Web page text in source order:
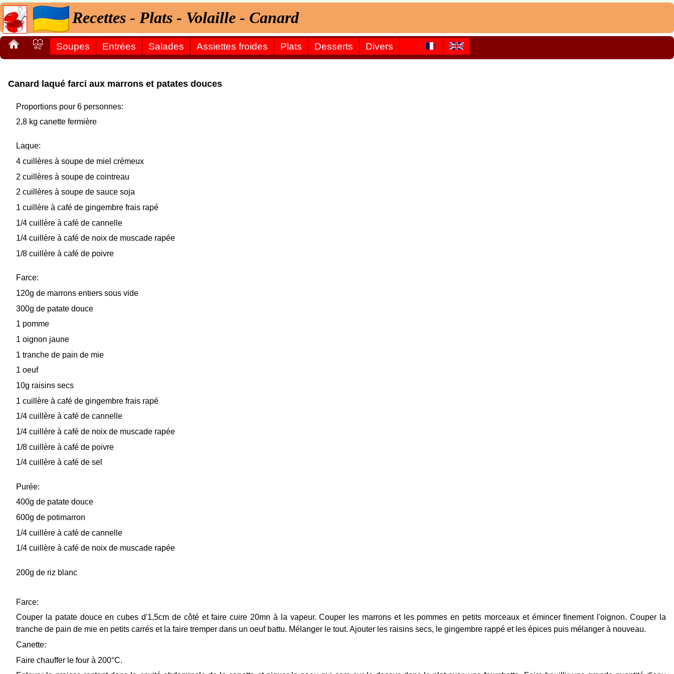
Recettes - Plats - Volaille - Canard
Soupes Entrées Salades Assiettes froides Plats Desserts Divers
Canard laqué farci aux marrons et patates douces
Proportions pour 6 personnes:
2,8 kg canette fermière
Laque:
4 cuillères à soupe de miel crémeux
2 cuillères à soupe de cointreau
2 cuillères à soupe de sauce soja
1 cuillère à café de gingembre frais rapé
1/4 cuillère à café de cannelle
1/4 cuillère à café de noix de muscade rapée
1/8 cuillère à café de poivre
Farce:
120g de marrons entiers sous vide
300g de patate douce
1 pomme
1 oignon jaune
1 tranche de pain de mie
1 oeuf
10g raisins secs
1 cuillère à café de gingembre frais rapé
1/4 cuillère à café de cannelle
1/4 cuillère à café de noix de muscade rapée
1/8 cuillère à café de poivre
1/4 cuillère à café de sel
Purée:
400g de patate douce
600g de potimarron
1/4 cuillère à café de cannelle
1/4 cuillère à café de noix de muscade rapée
200g de riz blanc
Farce:
Couper la patate douce en cubes d'1,5cm de côté et faire cuire 20mn à la vapeur. Couper les marrons et les pommes en petits morceaux et émincer finement l'oignon. Couper la
tranche de pain de mie en petits carrés et la faire tremper dans un oeuf battu. Mélanger le tout. Ajouter les raisins secs, le gingembre rappé et les épices puis mélanger à nouveau.
Canette:
Faire chauffer le four à 200°C.